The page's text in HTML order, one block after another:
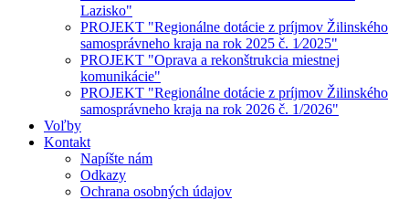
Lazisko"
PROJEKT "Regionálne dotácie z príjmov Žilinského
samosprávneho kraja na rok 2025 č. 1⁄2025"
PROJEKT "Oprava a rekonštrukcia miestnej
komunikácie"
PROJEKT "Regionálne dotácie z príjmov Žilinského
samosprávneho kraja na rok 2026 č. 1/2026"
Voľby
Kontakt
Napíšte nám
Odkazy
Ochrana osobných údajov